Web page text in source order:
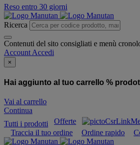
Reso entro 30 giorni
Ricerca
Contenuti del sito consigliati e menù
Account Accedi
×
Hai aggiunto al tuo carrello %
Vai al carrello
Continua
Tutti i prodotti
Offerte
Traccia il tuo ordine
Ordine rapido